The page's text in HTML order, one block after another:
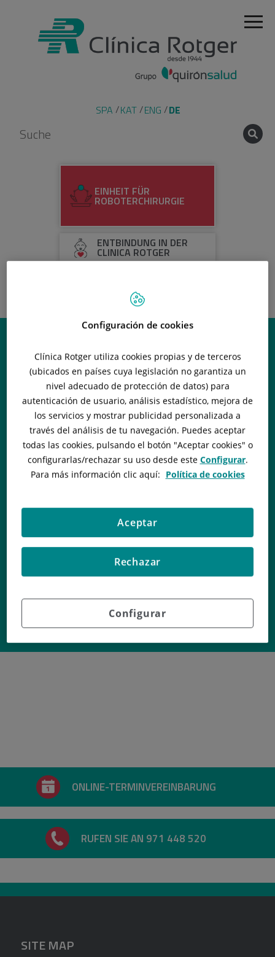
SPA KAT ENG DE
EINHEIT FÜR
ROBOTERCHIRURGIE
ENTBINDUNG IN DER
CLINICA ROTGER
NEUROCHIRURGIE
Ramo Paul
GYNÄKOLOGIE UND GEBURTSHILFE
ONLINE-TERMINVEREINBARUNG
RUFEN SIE AN 971 448 520
SITE MAP
Configuración de cookies
Clínica Rotger utiliza cookies propias y de terceros
(ubicados en países cuya legislación no garantiza un
nivel adecuado de protección de datos) para
autenticación de usuario, análisis estadístico, mejora de
los servicios y mostrar publicidad personalizada a
través del análisis de tu navegación. Puedes aceptar
todas las cookies, pulsando el botón "Aceptar cookies" o
configurarlas/rechazarsu uso desde este Configurar.
Para más información clic aquí: Política de cookies
Configurar
Rechazar
Aceptar